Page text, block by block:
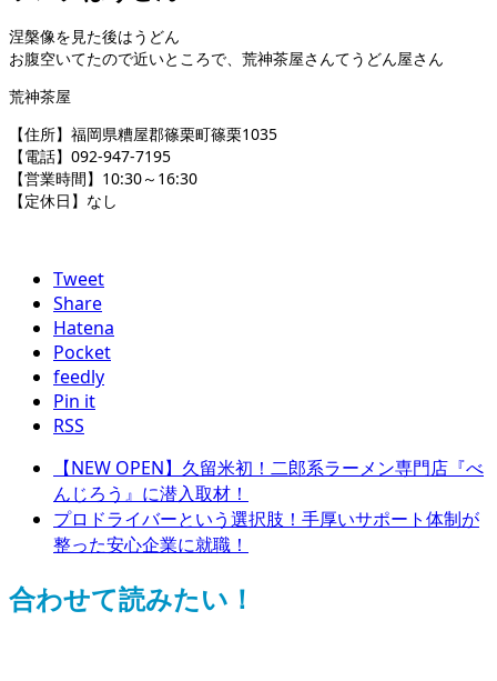
涅槃像を見た後はうどん
お腹空いてたので近いところで、荒神茶屋さんてうどん屋さん
荒神茶屋
【住所】福岡県糟屋郡篠栗町篠栗1035
【電話】092-947-7195
【営業時間】10:30～16:30
【定休日】なし
Tweet
Share
Hatena
Pocket
feedly
Pin it
RSS
【NEW OPEN】久留米初！二郎系ラーメン専門店『べ
んじろう』に潜入取材！
プロドライバーという選択肢！手厚いサポート体制が
整った安心企業に就職！
合わせて読みたい！